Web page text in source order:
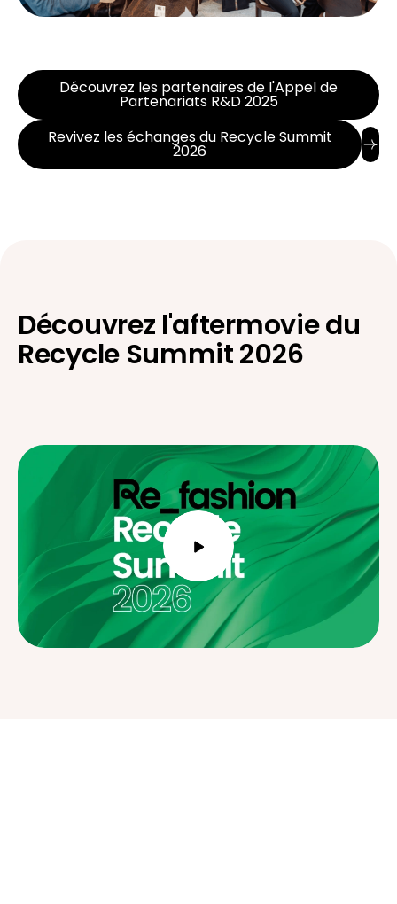
Découvrez les partenaires de l'Appel de
Partenariats R&D 2025
Revivez les échanges du Recycle Summit
2026
Découvrez l'aftermovie du
Recycle Summit 2026